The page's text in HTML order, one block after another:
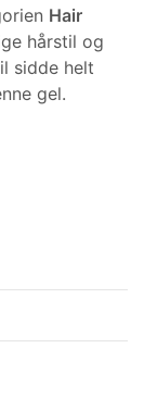
Hair
hårstil og
sidde helt
gel.